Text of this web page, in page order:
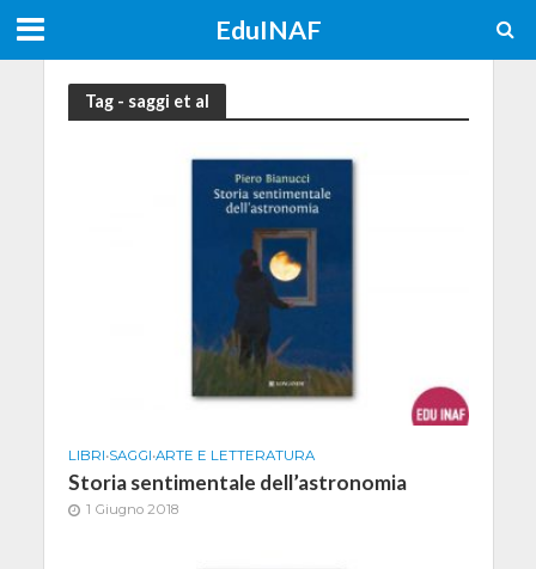
EduINAF
Tag - saggi et al
LIBRI•SAGGI•ARTE E LETTERATURA
Storia sentimentale dell’astronomia
1 Giugno 2018